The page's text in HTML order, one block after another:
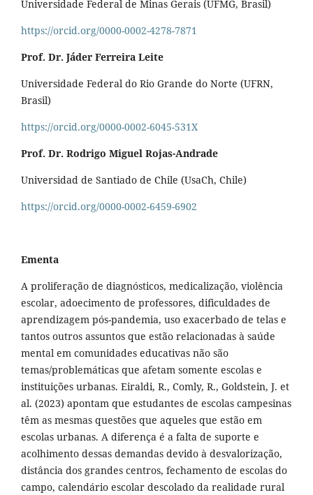
Universidade Federal de Minas Gerais (UFMG, Brasil)
https://orcid.org/0000-0002-4278-7871
Prof. Dr. Jáder Ferreira Leite
Universidade Federal do Rio Grande do Norte (UFRN,
Brasil)
https://orcid.org/0000-0002-6045-531X
Prof. Dr. Rodrigo Miguel Rojas-Andrade
Universidad de Santiado de Chile (UsaCh, Chile)
https://orcid.org/0000-0002-6459-6902
Ementa
A proliferação de diagnósticos, medicalização, violência
escolar, adoecimento de professores, dificuldades de
aprendizagem pós-pandemia, uso exacerbado de telas e
tantos outros assuntos que estão relacionadas à saúde
mental em comunidades educativas não são
temas/problemáticas que afetam somente escolas e
instituições urbanas. Eiraldi, R., Comly, R., Goldstein, J. et
al. (2023) apontam que estudantes de escolas campesinas
têm as mesmas questões que aqueles que estão em
escolas urbanas. A diferença é a falta de suporte e
acolhimento dessas demandas devido à desvalorização,
distância dos grandes centros, fechamento de escolas do
campo, calendário escolar descolado da realidade rural